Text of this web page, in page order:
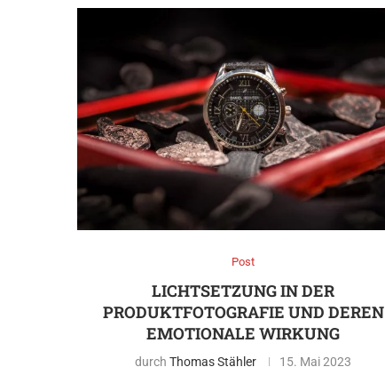
Post
LICHTSETZUNG IN DER
PRODUKTFOTOGRAFIE UND DEREN
EMOTIONALE WIRKUNG
durchThomas Stähler 15. Mai 2023